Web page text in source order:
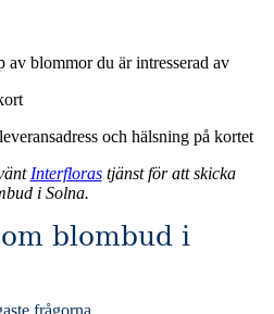
av blommor du är intresserad av
och hälsning på kortet
Interflorastjänst för att skicka
i Solna.
blombud i